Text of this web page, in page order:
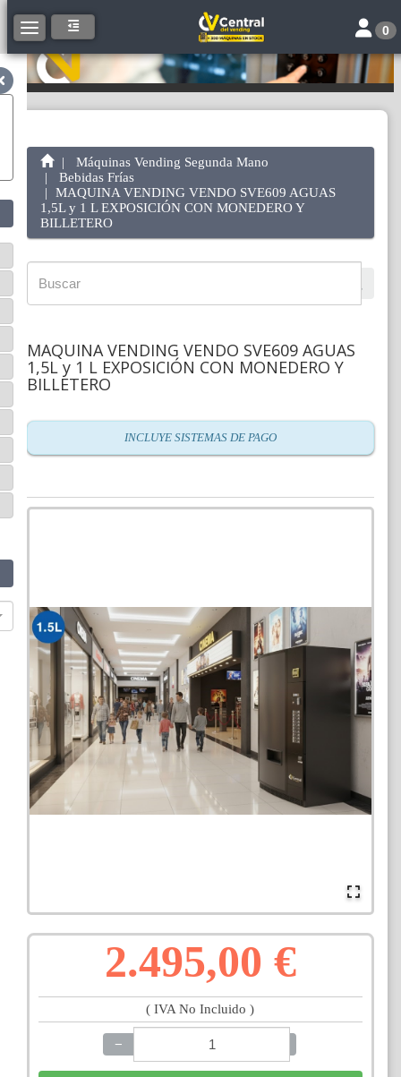
Toggle navigation Toggle
0
Máquinas Vending Segunda Mano
Bebidas Frías
MAQUINA VENDING VENDO SVE609 AGUAS
1,5L y 1 L EXPOSICIÓN CON MONEDERO Y
BILLETERO
MAQUINA VENDING VENDO SVE609 AGUAS
1,5L y 1 L EXPOSICIÓN CON MONEDERO Y
BILLETERO
INCLUYE SISTEMAS DE PAGO
2.495,00 €
( IVA No Incluido )
−